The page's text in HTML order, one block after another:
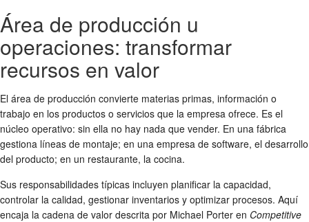
Área de producción u
operaciones: transformar
recursos en valor
El área de producción convierte materias primas, información o
trabajo en los productos o servicios que la empresa ofrece. Es el
núcleo operativo: sin ella no hay nada que vender. En una fábrica
gestiona líneas de montaje; en una empresa de software, el desarrollo
del producto; en un restaurante, la cocina.
Sus responsabilidades típicas incluyen planificar la capacidad,
controlar la calidad, gestionar inventarios y optimizar procesos. Aquí
encaja la cadena de valor descrita por Michael Porter en Competitive